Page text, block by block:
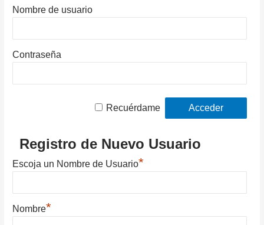
Nombre de usuario
Contraseña
Recuérdame
Registro de Nuevo Usuario
Escoja un Nombre de Usuario*
Nombre*